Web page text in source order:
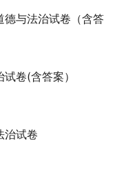
与法治试卷（含答
卷(含答案）
治试卷